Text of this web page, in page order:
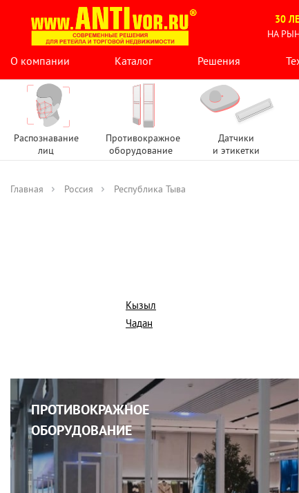
30
НА
О компании
Каталог Решения
Распознавание
лиц
Противокражное
оборудование
Датчики
и этикетки
Главная Россия Республика Тыва
Кызыл
Чадан
ПРОТИВОКРАЖНОЕ
ОБОРУДОВАНИЕ